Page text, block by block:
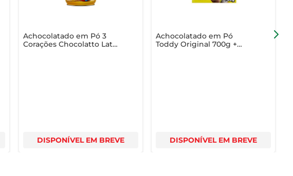
Achocolatado em Pó 3
Corações Chocolatto Lata
DISPONÍVEL EM BREVE
Achocolatado em Pó
Toddy Original 700g +
DISPONÍVEL EM BREVE